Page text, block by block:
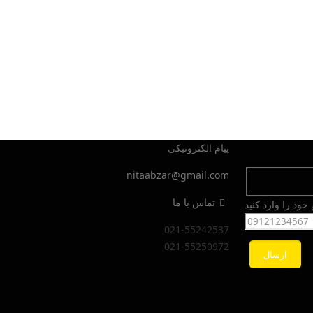
را وارد کنید
پیام الکترونیکی
nitaabzar@gmail.com
تماس با ما
021-55242537
021-55250972